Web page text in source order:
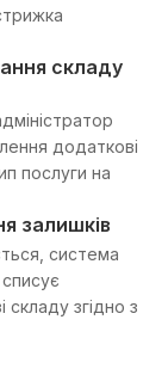
складу
додаткові
послуги на
залишків
система
складу згідно з